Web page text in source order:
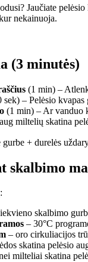
Jaučiate
nekainuoja.
(3 minutės)
(1 min) –
sek) – Pelėsio kvapas
(1 min) – Ar vanduo
miltelių skatina
gurbe + durelės
skalbimo
skalbimo
– 30°C
– oro cirkuliacijos
skatina pelėsio
milteliai skatina